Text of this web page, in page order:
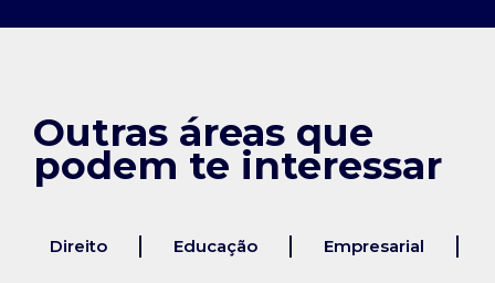
Outras áreas que
podem te interessar
Direito Educação Empresarial